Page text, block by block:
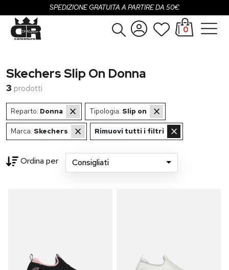
SPEDIZIONE GRATUITA A PARTIRE DA 50€
Uomo
Bambina
Bambino
Registrati
0
Skechers Slip On Donna
3 prodotti
Reparto: Donna × Tipologia: Slip on ×
Marca: Skechers × Rimuovi tutti i filtri ×
Ordina per Consigliati